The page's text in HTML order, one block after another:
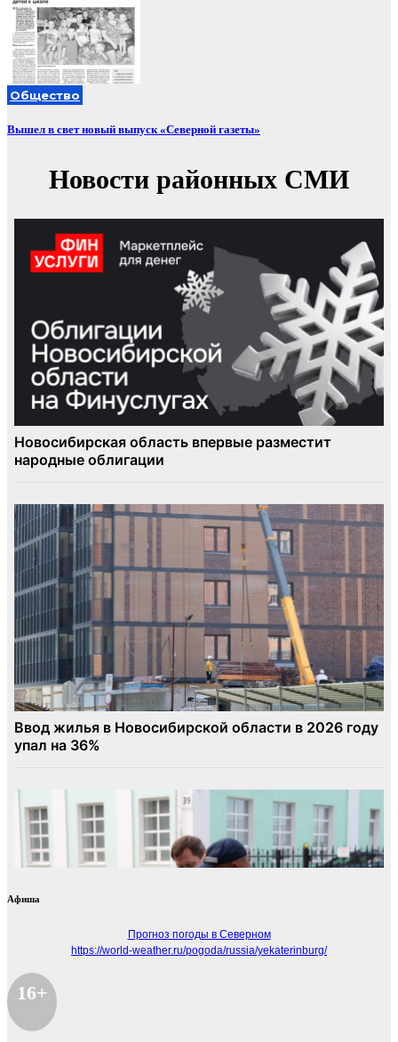
Общество
Вышел в свет новый выпуск «Северной газеты»
Афиша
Прогноз погоды в Северном
https://world-weather.ru/pogoda/russia/yekaterinburg/
16+